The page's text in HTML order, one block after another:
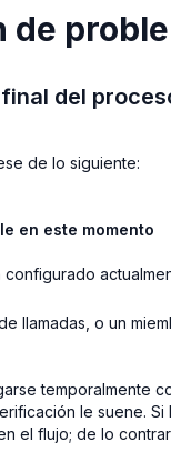
de
final del
de lo siguiente:
en este momento
llamadas, o un
temporalmente
le suene. Si
el flujo; de lo